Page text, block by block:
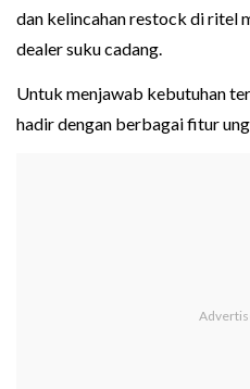
dan kelincahan restock di ritel
dealer suku cadang.
Untuk menjawab kebutuhan
hadir dengan berbagai fitur